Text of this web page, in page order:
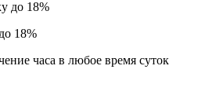
18%
часа в любое время суток